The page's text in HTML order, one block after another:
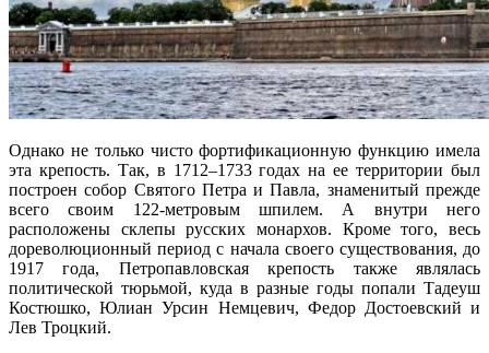
Однако не только чисто фортификационную функцию имела
эта крепость. Так, в 1712–1733 годах на ее территории был
построен собор Святого Петра и Павла, знаменитый прежде
всего своим 122-метровым шпилем. А внутри него
расположены склепы русских монархов. Кроме того, весь
дореволюционный период с начала своего существования, до
1917 года, Петропавловская крепость также являлась
политической тюрьмой, куда в разные годы попали Тадеуш
Костюшко, Юлиан Урсин Немцевич, Федор Достоевский и
Лев Троцкий.